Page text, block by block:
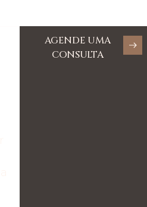
AGENDE UMA
CONSULTA